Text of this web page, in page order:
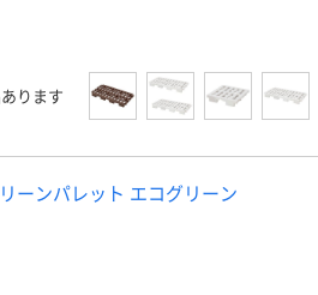
ります
ーンパレット エコグリーン